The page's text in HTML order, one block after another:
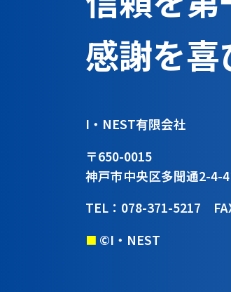
感謝を喜
I・NEST有限会社
〒650-0015
神戸市中央区多聞通2-4-4
TEL：078-371-5217
■ ©I・NEST